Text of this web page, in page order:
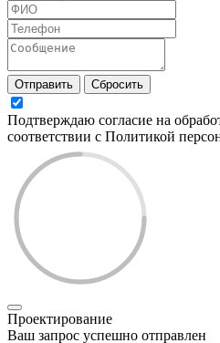
Отправить Сбросить
Подтверждаю согласие на
соответствии с Политикой
Проектирование
Ваш запрос успешно отправлен